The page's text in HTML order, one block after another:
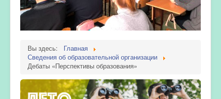
Вы здесь:
Главная
Сведения об образовательной организации
Дебаты «Перспективы образования»